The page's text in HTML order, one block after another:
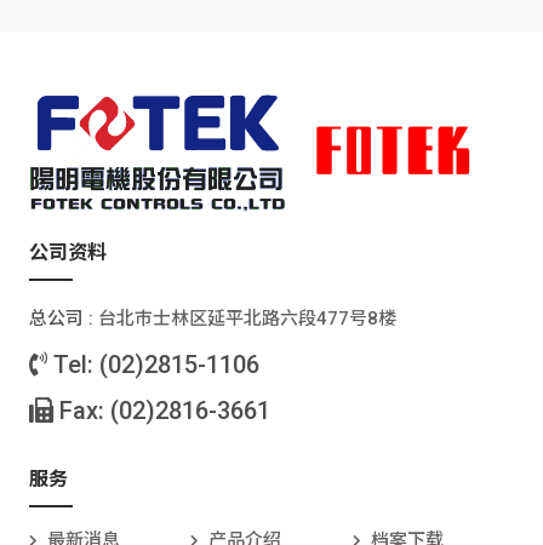
公司资料
总公司 : 台北巿士林区延平北路六段477号8楼
Tel: (02)2815-1106
Fax: (02)2816-3661
服务
最新消息 产品介绍 档案下载